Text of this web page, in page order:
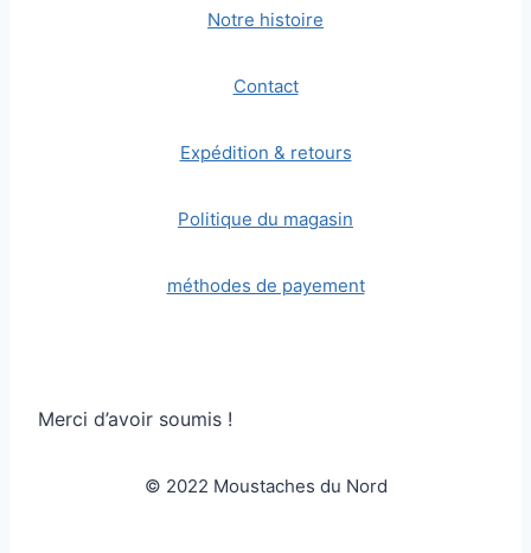
Notre histoire
Contact
Expédition & retours
Politique du magasin
méthodes de payement
Merci d’avoir soumis !
© 2022 Moustaches du Nord